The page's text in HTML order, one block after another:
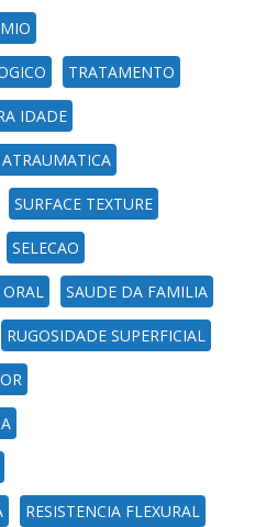
TRATAMENTO
IDADE
SURFACE TEXTURE
SELECAO
SAUDE DA FAMILIA
RUGOSIDADE SUPERFICIAL
RESISTENCIA FLEXURAL